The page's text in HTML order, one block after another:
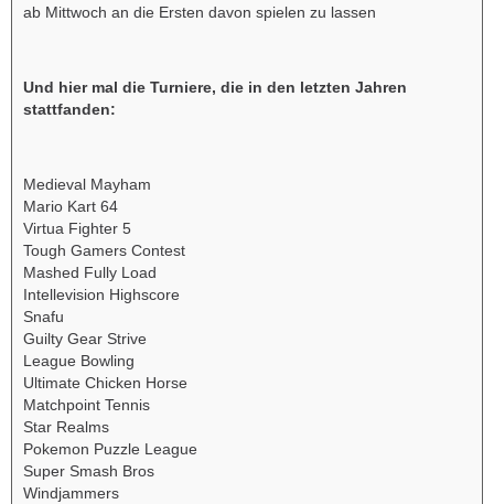
ab Mittwoch an die Ersten davon spielen zu lassen
Und hier mal die Turniere, die in den letzten Jahren
stattfanden:
Medieval Mayham
Mario Kart 64
Virtua Fighter 5
Tough Gamers Contest
Mashed Fully Load
Intellevision Highscore
Snafu
Guilty Gear Strive
League Bowling
Ultimate Chicken Horse
Matchpoint Tennis
Star Realms
Pokemon Puzzle League
Super Smash Bros
Windjammers